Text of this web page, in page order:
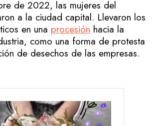
de 2022, las mujeres del
a la ciudad capital. Llevaron los
en una procesión hacia la
como una forma de protesta
de desechos de las empresas.